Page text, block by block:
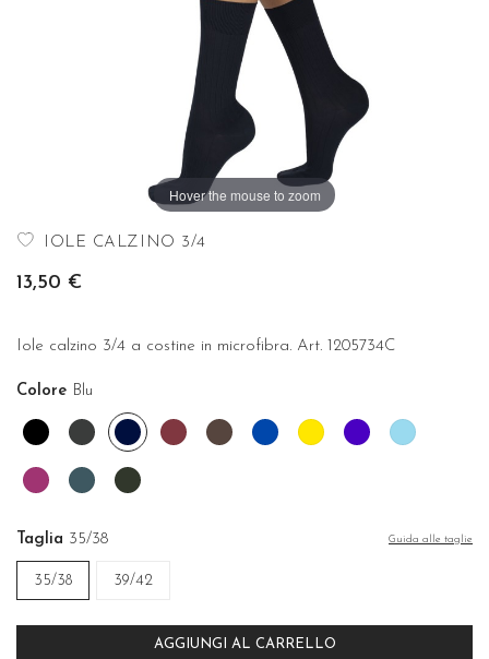
Hover the mouse to zoom
IOLE CALZINO 3/4
13,50 €
Iole calzino 3/4 a costine in microfibra. Art. 1205734C
Colore Blu
Nero
Grigio
antracite
Blu BorgognaCioccolatoCobaltoGirasoleIndacoOnda
OrchideaOttanioVerde
Taglia 35/38 Guida alle taglie
35/38 39/42
AGGIUNGI AL CARRELLO